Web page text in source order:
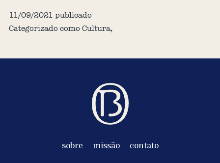
11/09/2021 publicado
Categorizado como Cultura,
sobre missão contato